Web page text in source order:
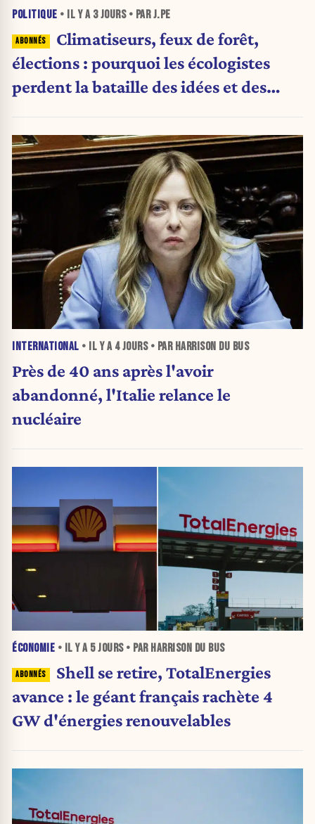
POLITIQUE • IL Y A 3 JOURS• PAR J.PE
Climatiseurs, feux de forêt,
élections : pourquoi les écologistes
perdent la bataille des idées et des
INTERNATIONAL • IL Y A 4 JOURS• PAR HARRISON DU BUS
Près de 40 ans après l'avoir
abandonné, l'Italie relance le
nucléaire
ÉCONOMIE • IL Y A 5 JOURS• PAR HARRISON DU BUS
Shell se retire, TotalEnergies
avance : le géant français rachète 4
GW d'énergies renouvelables